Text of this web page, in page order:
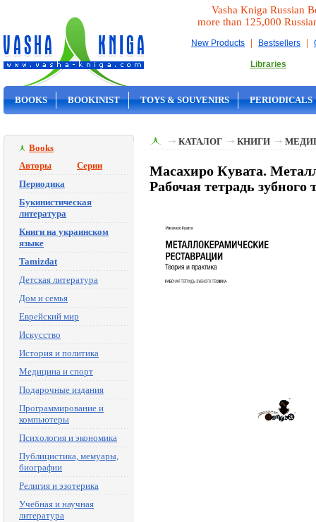
Vasha Kniga Russian
more than 125,000
New Products | Bestsellers |
Libraries
BOOKS BOOKINIST TOYS & SOUVENIRS PERIODICALS
Books
Авторы
Серии
Периодика
Букинистическая
литература
Книги на украинском
языке
Tamizdat
Детская литература
Дом и семья
Еврейский мир
Искусство
История и политика
Медицина и спорт
Подарочные издания
Программирование и
компьютеры
Психология и экономика
Публицистика, мемуары,
биографии
Религия и эзотерика
Учебная и научная
литература
КАТАЛОГ КНИГИ
Масахиро Кувата.
Рабочая тетрадь